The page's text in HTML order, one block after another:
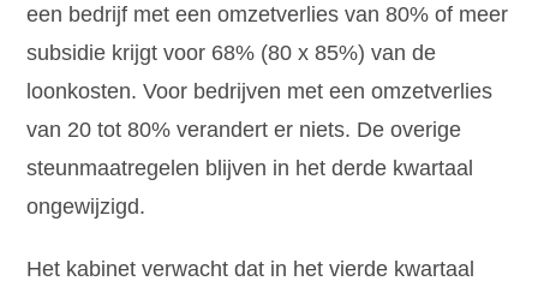
een bedrijf met een omzetverlies van 80% of meer
subsidie krijgt voor 68% (80 x 85%) van de
loonkosten. Voor bedrijven met een omzetverlies
van 20 tot 80% verandert er niets. De overige
steunmaatregelen blijven in het derde kwartaal
ongewijzigd.
Het kabinet verwacht dat in het vierde kwartaal